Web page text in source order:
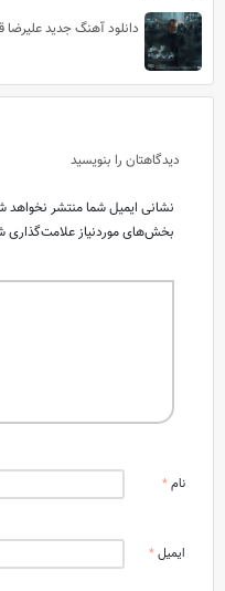
دانلود آهنگ جدید علیرضا
دیدگاهتان را بنویسید
نشانی ایمیل شما منتشر نخواهد
بخش‌های موردنیاز علامت‌گذاری
نام*
ایمیل*